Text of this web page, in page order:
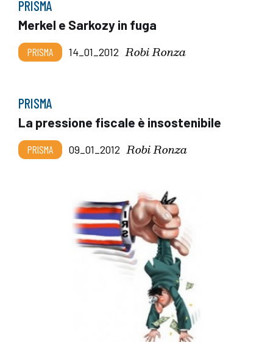
PRISMA
Merkel e Sarkozy in fuga
PRISMA 14_01_2012 Robi Ronza
PRISMA
La pressione fiscale è insostenibile
PRISMA 09_01_2012 Robi Ronza